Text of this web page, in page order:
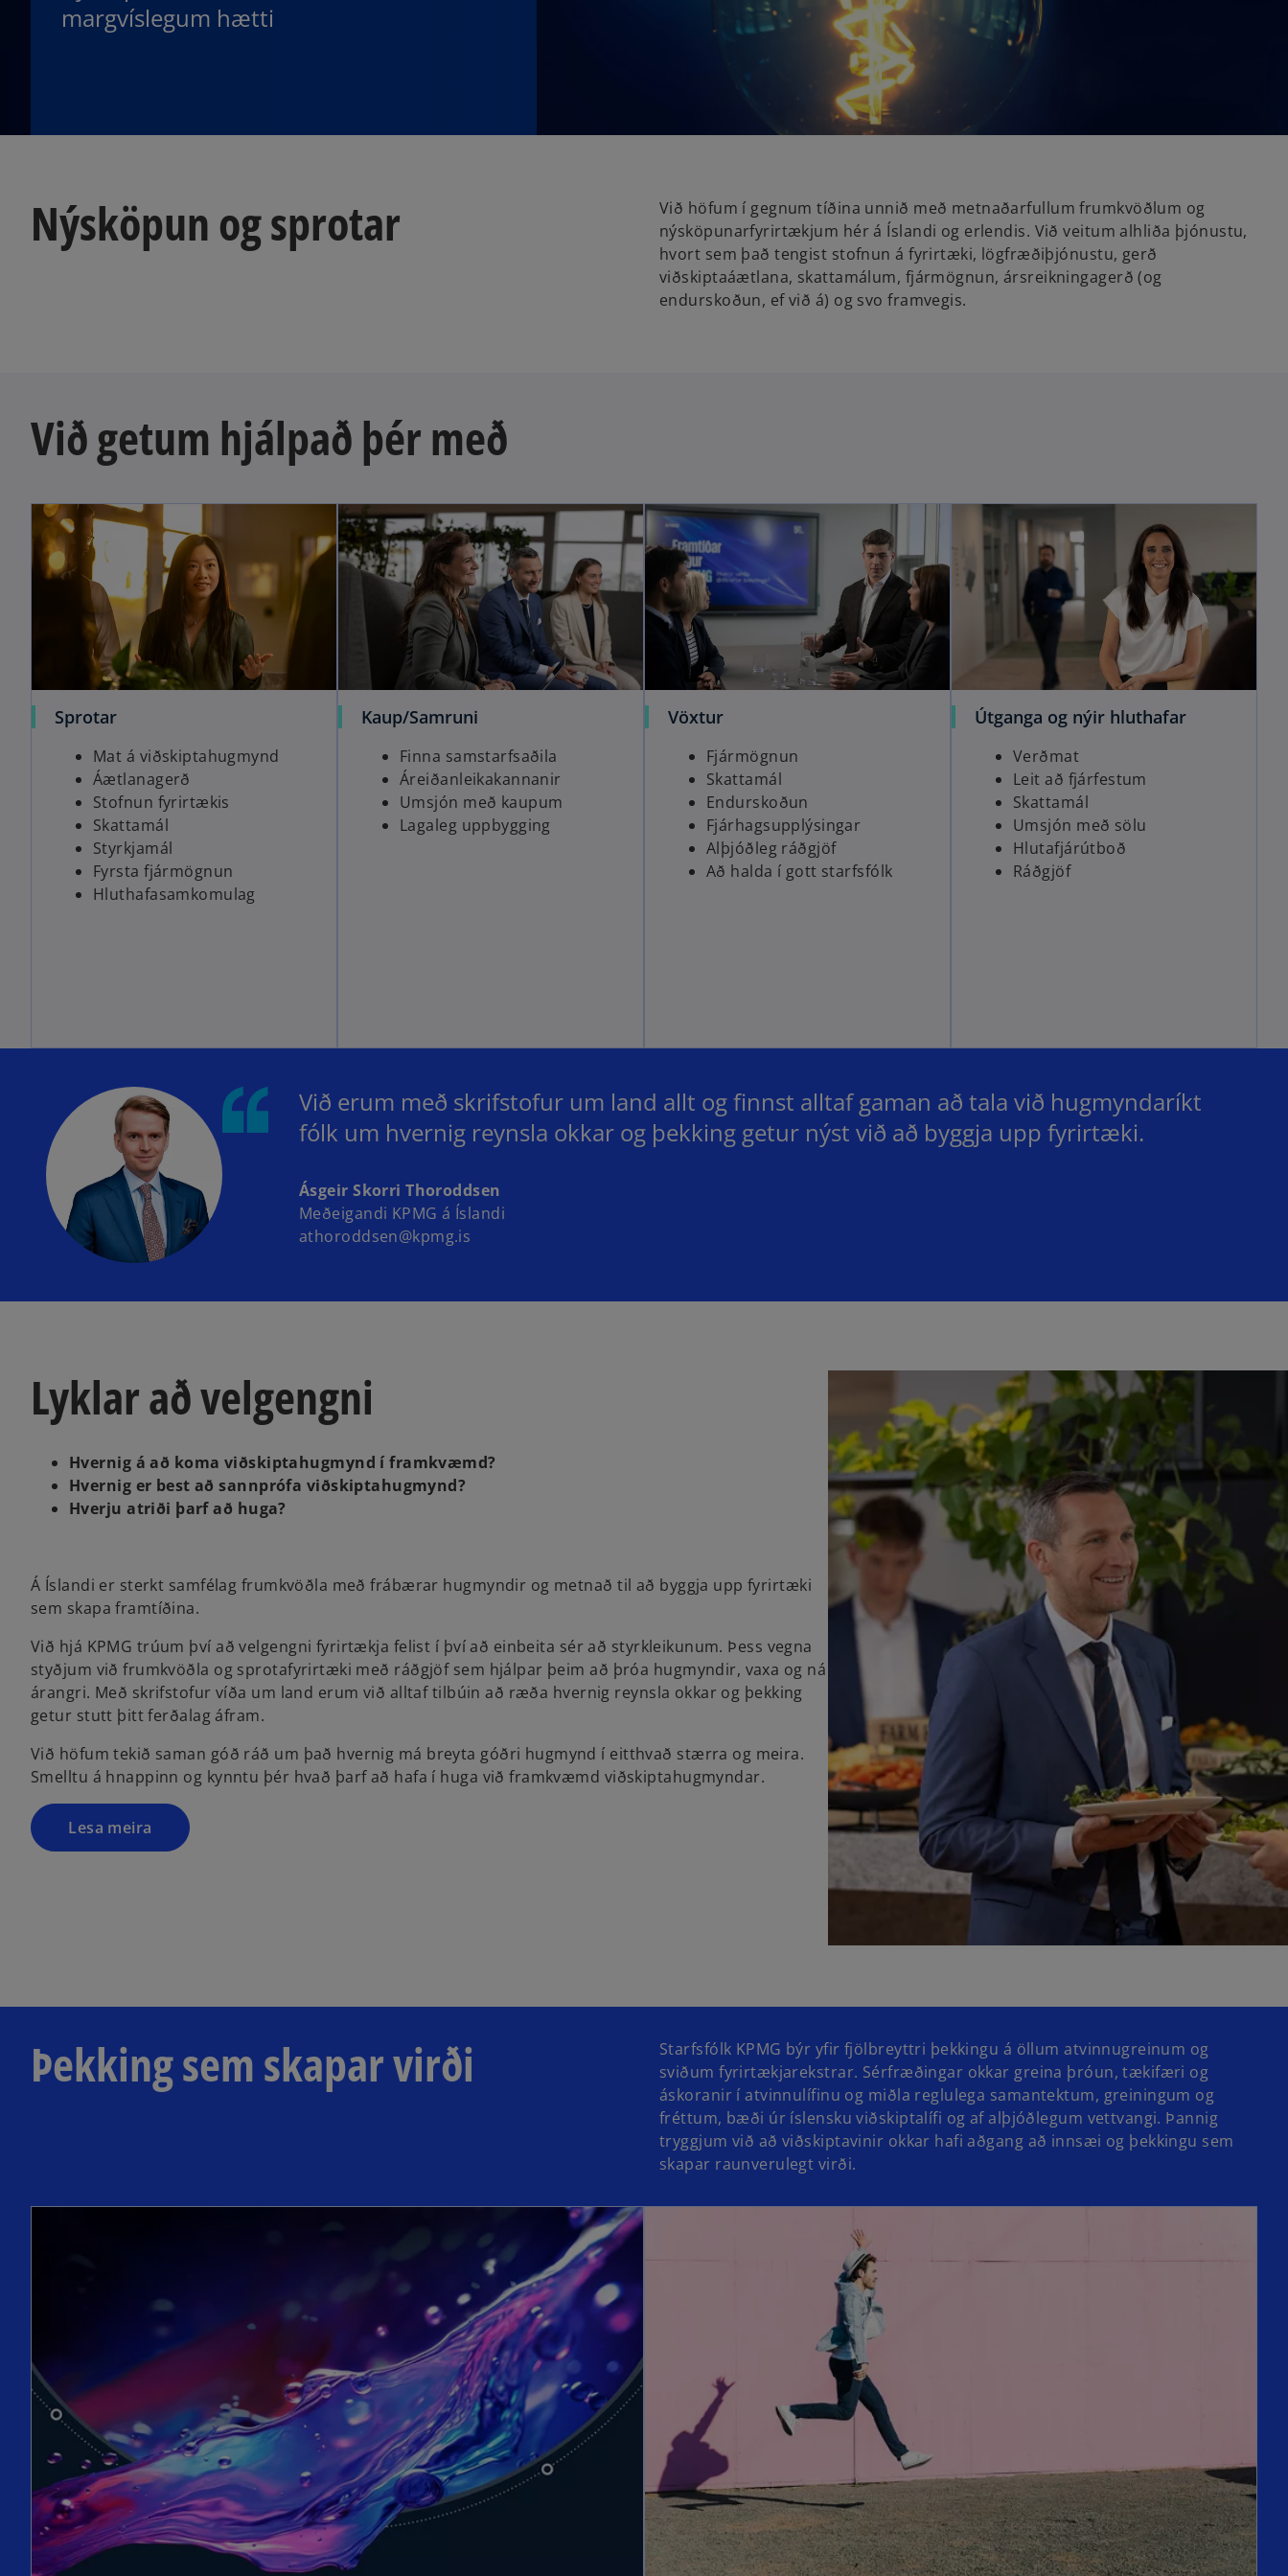
margvíslegum hætti
Nýsköpun og sprotar
Við höfum í gegnum tíðina unnið með metnaðarfullum frumkvöðlum og
nýsköpunarfyrirtækjum hér á Íslandi og erlendis. Við veitum alhliða þjónustu,
hvort sem það tengist stofnun á fyrirtæki, lögfræðiþjónustu, gerð
viðskiptaáætlana, skattamálum, fjármögnun, ársreikningagerð (og
endurskoðun, ef við á) og svo framvegis.
Við getum hjálpað þér með
Sprotar
Mat á viðskiptahugmynd
Áætlanagerð
Stofnun fyrirtækis
Skattamál
Styrkjamál
Fyrsta fjármögnun
Hluthafasamkomulag
Kaup/Samruni
Finna samstarfsaðila
Áreiðanleikakannanir
Umsjón með kaupum
Lagaleg uppbygging
Vöxtur
Fjármögnun
Skattamál
Endurskoðun
Fjárhagsupplýsingar
Alþjóðleg ráðgjöf
Að halda í gott starfsfólk
Útganga og nýir hluthafar
Verðmat
Leit að fjárfestum
Skattamál
Umsjón með sölu
Hlutafjárútboð
Ráðgjöf
Við erum með skrifstofur um land allt og finnst alltaf gaman að tala við hugmyndaríkt
fólk um hvernig reynsla okkar og þekking getur nýst við að byggja upp fyrirtæki.
Ásgeir Skorri Thoroddsen
Meðeigandi KPMG á Íslandi
athoroddsen@kpmg.is
Lyklar að velgengni
Hvernig á að koma viðskiptahugmynd í framkvæmd?
Hvernig er best að sannprófa viðskiptahugmynd?
Hverju atriði þarf að huga?
Á Íslandi er sterkt samfélag frumkvöðla með frábærar hugmyndir og metnað til að byggja upp fyrirtæki
sem skapa framtíðina.
Við hjá KPMG trúum því að velgengni fyrirtækja felist í því að einbeita sér að styrkleikunum. Þess vegna
styðjum við frumkvöðla og sprotafyrirtæki með ráðgjöf sem hjálpar þeim að þróa hugmyndir, vaxa og ná
árangri. Með skrifstofur víða um land erum við alltaf tilbúin að ræða hvernig reynsla okkar og þekking
getur stutt þitt ferðalag áfram.
Við höfum tekið saman góð ráð um það hvernig má breyta góðri hugmynd í eitthvað stærra og meira.
Smelltu á hnappinn og kynntu þér hvað þarf að hafa í huga við framkvæmd viðskiptahugmyndar.
Lesa meira
Þekking sem skapar virði
Starfsfólk KPMG býr yfir fjölbreyttri þekkingu á öllum atvinnugreinum og
sviðum fyrirtækjarekstrar. Sérfræðingar okkar greina þróun, tækifæri og
áskoranir í atvinnulífinu og miðla reglulega samantektum, greiningum og
fréttum, bæði úr íslensku viðskiptalífi og af alþjóðlegum vettvangi. Þannig
tryggjum við að viðskiptavinir okkar hafi aðgang að innsæi og þekkingu sem
skapar raunverulegt virði.